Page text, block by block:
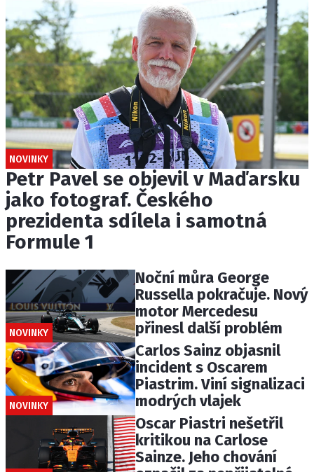
NOVINKY
Petr Pavel se objevil v Maďarsku
jako fotograf. Českého
prezidenta sdílela i samotná
Formule 1
NOVINKY
Noční můra George
Russella pokračuje. Nový
motor Mercedesu
přinesl další problém
NOVINKY
Carlos Sainz objasnil
incident s Oscarem
Piastrim. Viní signalizaci
modrých vlajek
Oscar Piastri nešetřil
kritikou na Carlose
Sainze. Jeho chování